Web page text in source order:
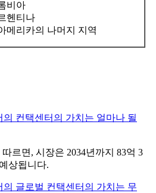
비아
헨티나
메리카의 나머지 지역
의 컨택센터의 가치는 얼마나 될
따르면, 시장은 2034년까지 83억 3
상됩니다.
의 글로벌 컨택센터의 가치는 무